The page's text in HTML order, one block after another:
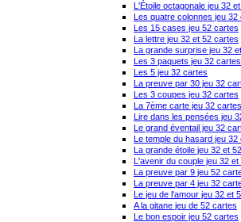
L'Étoile octagonale jeu 32
Les quatre colonnes jeu 32
Les 15 cases jeu 52 cartes
La lettre jeu 32 et 52 cartes
La grande surprise jeu 32
Les 3 paquets jeu 32 cartes
Les 5 jeu 32 cartes
La preuve par 30 jeu 32
Les 3 coupes jeu 32 cartes
La 7ème carte jeu 32 cartes
Lire dans les pensées jeu
Le grand éventail jeu 32
Le temple du hasard jeu 32
La grande étoile jeu 32 et
L'avenir du couple jeu 32 et
La preuve par 9 jeu 52
La preuve par 4 jeu 32
Le jeu de l'amour jeu 32 et
A la gitane jeu de 52 cartes
Le bon espoir jeu 52 cartes